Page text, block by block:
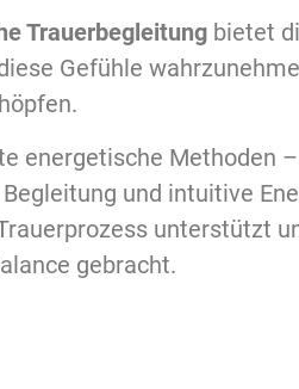
Trauerbegleitung bietet
Gefühle
energetische Methoden
und intuitive
unterstützt
gebracht.